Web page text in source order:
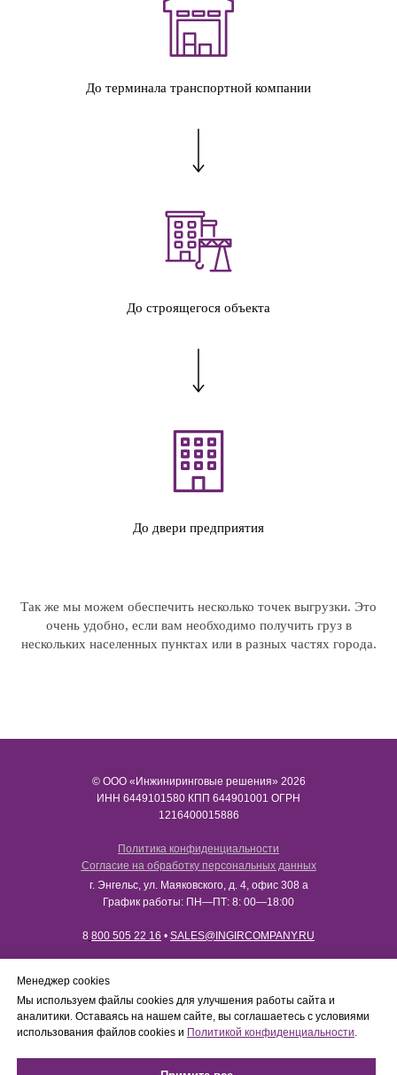
Менеджер cookies
Мы используем файлы cookies для улучшения работы сайта и
аналитики. Оставаясь на нашем сайте, вы соглашаетесь с условиями
использования файлов cookies и Политикой конфиденциальности.
До терминала транспортной компании
До строящегося объекта
До двери предприятия
Так же мы можем обеспечить несколько точек выгрузки. Это
очень удобно, если вам необходимо получить груз в
нескольких населенных пунктах или в разных частях города.
© ООО «Инжиниринговые решения» 2026
ИНН​​​​​​​ 6449101580 КПП 644901001 ОГРН
1216400015886
Политика конфиденциальности
Согласие на обработку персональных данных
Работаем только с юридическими лицами в рамках
B2B-сотрудничества. Сайт носит информационный
характер, не является интернет-магазином и не
физическим лицам.
г. Энгельс, ул. Маяковского, д. 4, офис 308 а
График работы: ПН—ПТ: 8: 00—18:00
8 800 505 22 16 • SALES@INGIRCOMPANY.RU